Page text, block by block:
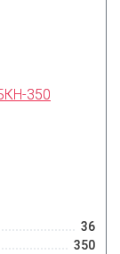
36
350